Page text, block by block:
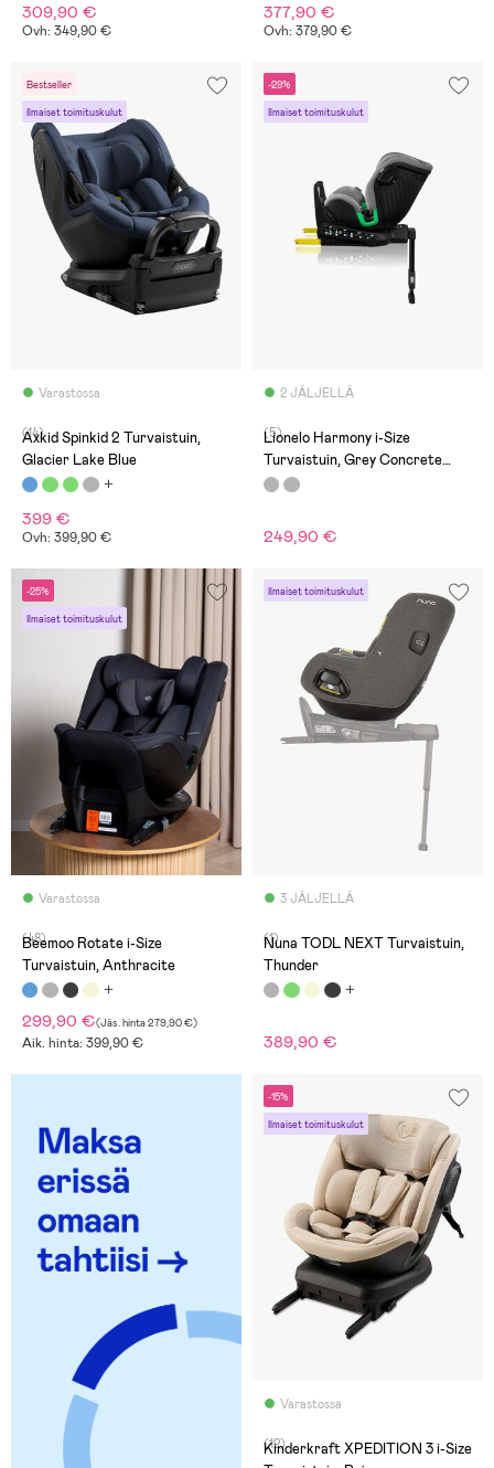
309,90 €
Ovh: 349,90 €
377,90 €
Ovh: 379,90 €
Bestseller
Ilmaiset toimituskulut
Varastossa
(14)
Axkid Spinkid 2 Turvaistuin,
Glacier Lake Blue
399 €
Ovh: 399,90 €
-29%
Ilmaiset toimituskulut
2 JÄLJELLÄ
(5)
Lionelo Harmony i-Size
Turvaistuin, Grey Concrete
Bamboo
249,90 €
-25%
Ilmaiset toimituskulut
Varastossa
(48)
Beemoo Rotate i-Size
Turvaistuin, Anthracite
299,90 €(Jäs. hinta279,90 €)
Aik. hinta: 399,90 €
Ilmaiset toimituskulut
3 JÄLJELLÄ
(1)
Nuna TODL NEXT Turvaistuin,
Thunder
389,90 €
-15%
Ilmaiset toimituskulut
Varastossa
(12)
Kinderkraft XPEDITION 3 i-Size